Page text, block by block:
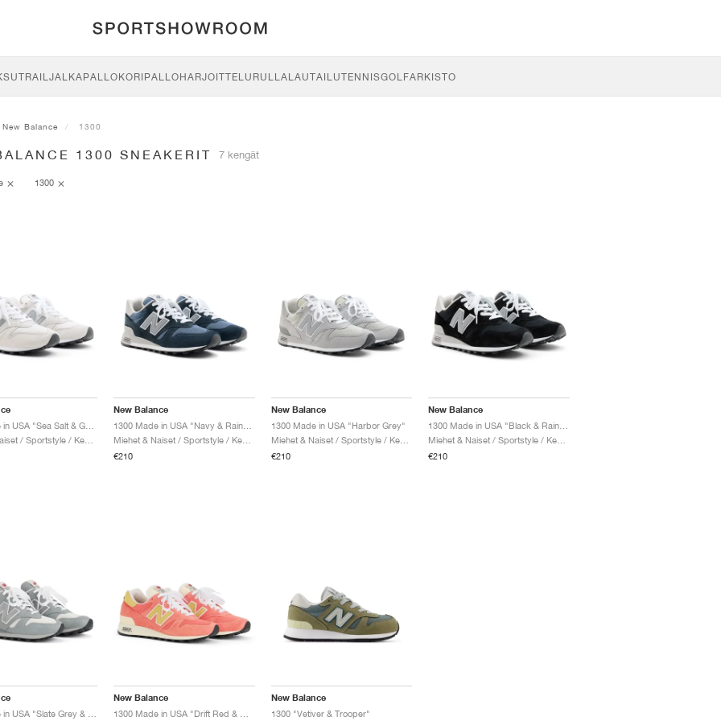
TRAILJALKAPALLOKORIPALLOHARJOITTELU RULLALAUTAILUTENNISGOLFARKISTO
New Balance 1300
1300 SNEAKERIT 7 kengät
1300
New Balance
1300 Made in USA "Navy & Raincloud"
Miehet & Naiset / Sportstyle / Kengät
€210
New Balance
1300 Made in USA "Harbor Grey"
Miehet & Naiset / Sportstyle / Kengät
€210
New Balance
€210
New Balance New Balance
1300 "Vetiver & Trooper"